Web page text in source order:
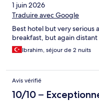
1 juin 2026
Traduire avec Google
Best hotel but very serious
breakfast, but again distant
Ibrahim, séjour de 2 nuits
Avis vérifié
10/10 –